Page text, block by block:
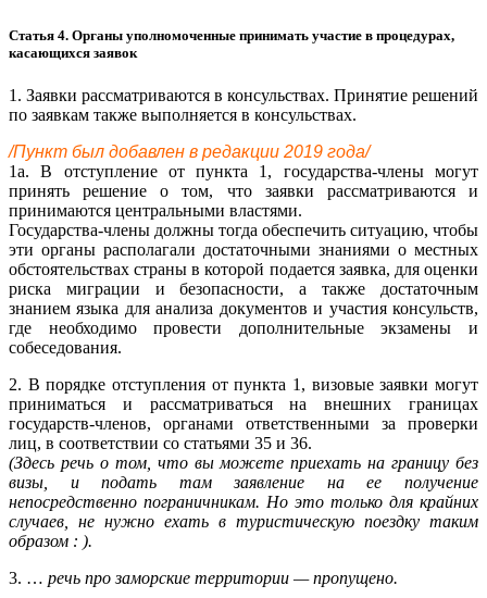
Статья 4. Органы уполномоченные принимать участие в процедурах,
касающихся заявок
1. Заявки рассматриваются в консульствах. Принятие решений
по заявкам также выполняется в консульствах.
/Пункт был добавлен в редакции 2019 года/
1а. В отступление от пункта 1, государства-члены могут
принять решение о том, что заявки рассматриваются и
принимаются центральными властями.
Государства-члены должны тогда обеспечить ситуацию, чтобы
эти органы располагали достаточными знаниями о местных
обстоятельствах страны в которой подается заявка, для оценки
риска миграции и безопасности, а также достаточным
знанием языка для анализа документов и участия консульств,
где необходимо провести дополнительные экзамены и
собеседования.
2. В порядке отступления от пункта 1, визовые заявки могут
приниматься и рассматриваться на внешних границах
государств-членов, органами ответственными за проверки
лиц, в соответствии со статьями 35 и 36.
(Здесь речь о том, что вы можете приехать на границу без
визы, и подать там заявление на ее получение
непосредственно пограничникам. Но это только для крайних
случаев, не нужно ехать в туристическую поездку таким
образом : ).
3. … речь про заморские территории — пропущено.